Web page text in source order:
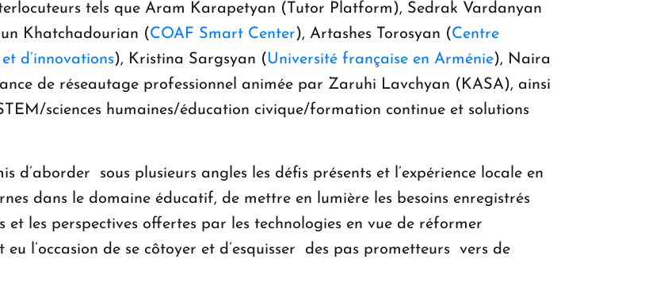
tels que Aram Karapetyan (Tutor Platform), Sedrak Vardanyan
Khatchadourian (COAF Smart Center), Artashes Torosyan (Centre
d’innovations), Kristina Sargsyan (Université française en Arménie), Naira
de réseautage professionnel animée par Zaruhi Lavchyan (KASA), ainsi
sciences humaines/éducation civique/formation continue et solutions
sous plusieurs angles les défis présents et l’expérience locale en
dans le domaine éducatif, de mettre en lumière les besoins enregistrés
les perspectives offertes par les technologies en vue de réformer
l’occasion de se côtoyer et d’esquisser des pas prometteurs vers de